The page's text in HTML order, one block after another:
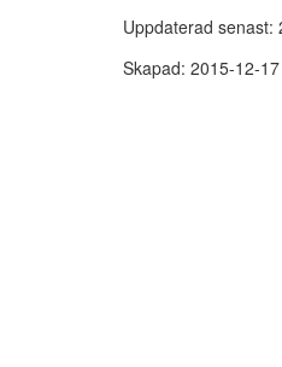
Uppdaterad senast:
Skapad: 2015-12-